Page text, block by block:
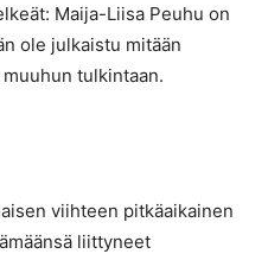
Maija-Liisa Peuhu on
ole julkaistu mitään
tulkintaan.
viihteen pitkäaikainen
liittyneet